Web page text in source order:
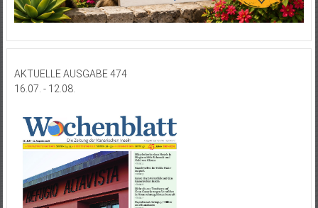
AKTUELLE AUSGABE 474
16.07. - 12.08.